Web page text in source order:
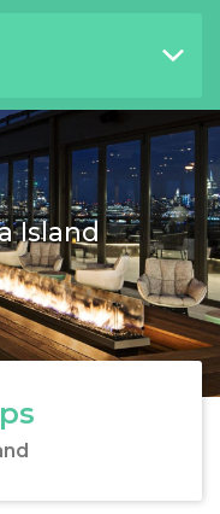
Island